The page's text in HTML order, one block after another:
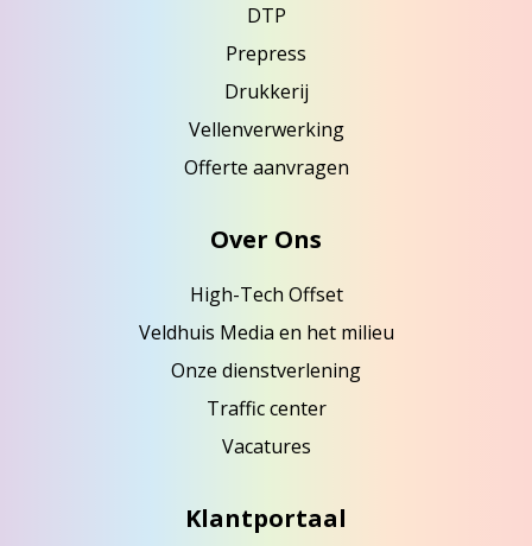
DTP
Prepress
Drukkerij
Vellenverwerking
Offerte aanvragen
Over Ons
High-Tech Offset
Veldhuis Media en het milieu
Onze dienstverlening
Traffic center
Vacatures
Klantportaal